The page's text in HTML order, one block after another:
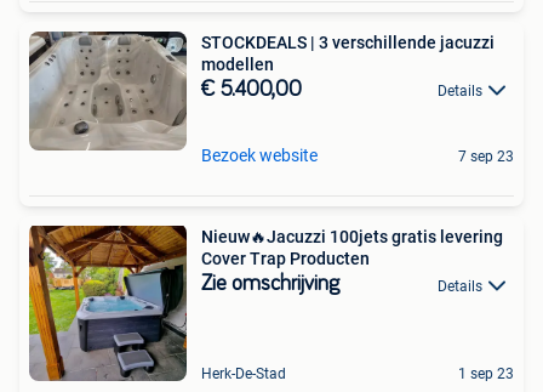
STOCKDEALS | 3 verschillende jacuzzi
modellen
€ 5.400,00 Details
Bezoek website 7 sep 23
Nieuw🔥Jacuzzi 100jets gratis levering
Cover Trap Producten
Zie omschrijving Details
Herk-De-Stad 1 sep 23